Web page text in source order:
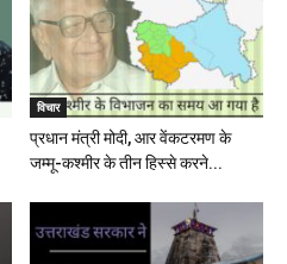
विचार
प्रधान मंत्री मोदी, आर वेंकटरमण के
जम्मू-कश्मीर के तीन हिस्से करने...